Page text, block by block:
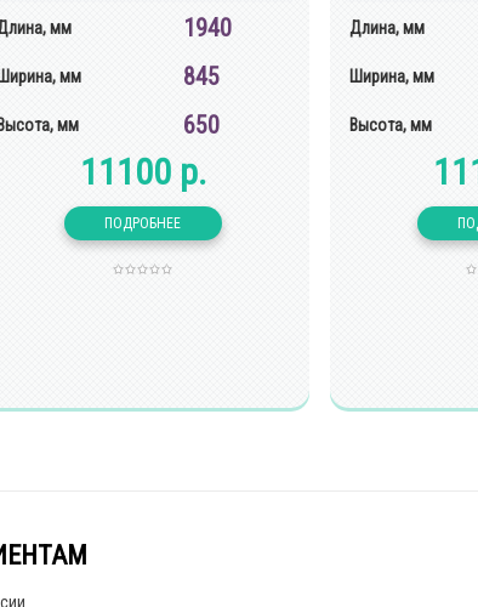
мм 1940
Ширина, мм 845
Высота, мм 650
11100 р.
Длина, мм
Ширина, мм
Высота, мм